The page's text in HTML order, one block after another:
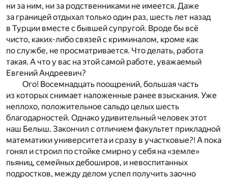
ни за ним, ни за родственниками не имеется. Даже
за границей отдыхал только один раз, шесть лет назад
в Турции вместе с бывшей супругой. Вроде бы всё
чисто, каких-либо связей с криминалом, кроме как
по службе, не просматривается. Что делать, работа
такая. А что у вас на этой самой работе, уважаемый
Евгений Андреевич?
Ого! Восемнадцать поощрений, большая часть
из которых снимает наложенные ранее взыскания. Уже
неплохо, положительное сальдо целых шесть
благодарностей. Однако удивительный человек этот
наш Белыш. Закончил с отличием факультет прикладной
математики университета и сразу в участковые?! А пока
гонял и строил по стойке смирно у себя на «земле»
пьяниц, семейных дебоширов, и невоспитанных
подростков, между делом успел получить заочно